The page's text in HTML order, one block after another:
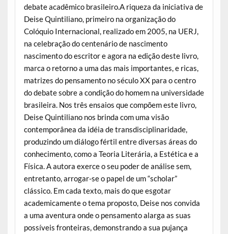
debate acadêmico brasileiro.A riqueza da iniciativa de
Deise Quintiliano, primeiro na organização do
Colóquio Internacional, realizado em 2005, na UERJ,
na celebração do centenário de nascimento
nascimento do escritor e agora na edição deste livro,
marca o retorno a uma das mais importantes, e ricas,
matrizes do pensamento no século XX para o centro
do debate sobre a condição do homem na universidade
brasileira. Nos três ensaios que compõem este livro,
Deise Quintiliano nos brinda com uma visão
contemporânea da idéia de transdisciplinaridade,
produzindo um diálogo fértil entre diversas áreas do
conhecimento, como a Teoria Literária, a Estética e a
Física. A autora exerce o seu poder de análise sem,
entretanto, arrogar-se o papel de um “scholar”
clássico. Em cada texto, mais do que esgotar
academicamente o tema proposto, Deise nos convida
a uma aventura onde o pensamento alarga as suas
possíveis fronteiras, demonstrando a sua pujança